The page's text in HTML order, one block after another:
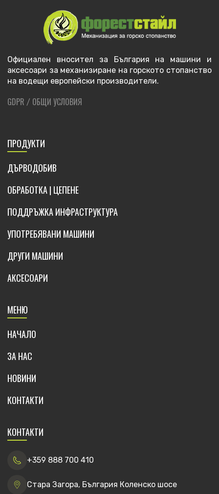
Официален вносител за България на машини и
аксесоари за механизиране на горското стопанство
на водещи европейски производители.
GDPR / ОБЩИ УСЛОВИЯ
ПРОДУКТИ
ДЪРВОДОБИВ
ОБРАБОТКА | ЦЕПЕНЕ
ПОДДРЪЖКА ИНФРАСТРУКТУРА
УПОТРЕБЯВАНИ МАШИНИ
ДРУГИ МАШИНИ
АКСЕСОАРИ
МЕНЮ
НАЧАЛО
ЗА НАС
НОВИНИ
КОНТАКТИ
КОНТАКТИ
+359 888 700 410
Стара Загора, България Коленско шосе